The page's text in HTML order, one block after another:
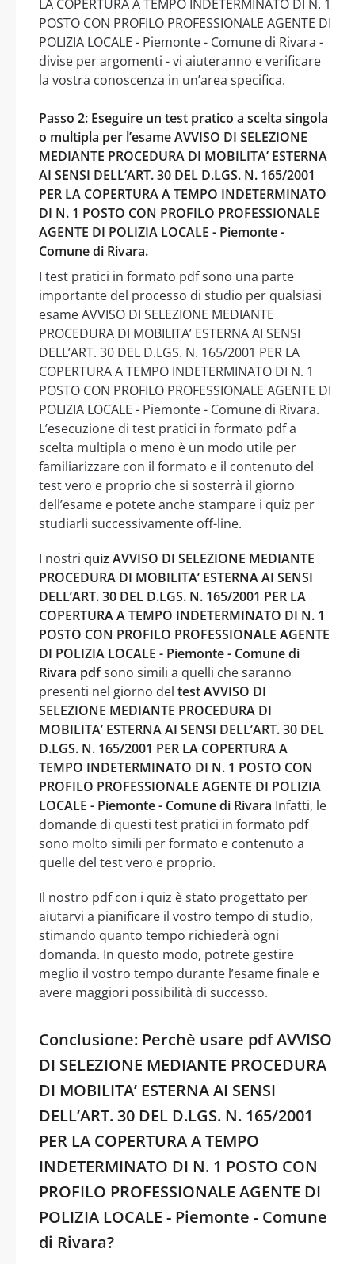
LA COPERTURA A TEMPO INDETERMINATO DI N. 1
POSTO CON PROFILO PROFESSIONALE AGENTE DI
POLIZIA LOCALE - Piemonte - Comune di Rivara -
divise per argomenti - vi aiuteranno e verificare
la vostra conoscenza in un’area specifica.
Passo 2: Eseguire un test pratico a scelta singola
o multipla per l’esame AVVISO DI SELEZIONE
MEDIANTE PROCEDURA DI MOBILITA’ ESTERNA
AI SENSI DELL’ART. 30 DEL D.LGS. N. 165/2001
PER LA COPERTURA A TEMPO INDETERMINATO
DI N. 1 POSTO CON PROFILO PROFESSIONALE
AGENTE DI POLIZIA LOCALE - Piemonte -
Comune di Rivara.
I test pratici in formato pdf sono una parte
importante del processo di studio per qualsiasi
esame AVVISO DI SELEZIONE MEDIANTE
PROCEDURA DI MOBILITA’ ESTERNA AI SENSI
DELL’ART. 30 DEL D.LGS. N. 165/2001 PER LA
COPERTURA A TEMPO INDETERMINATO DI N. 1
POSTO CON PROFILO PROFESSIONALE AGENTE DI
POLIZIA LOCALE - Piemonte - Comune di Rivara.
L’esecuzione di test pratici in formato pdf a
scelta multipla o meno è un modo utile per
familiarizzare con il formato e il contenuto del
test vero e proprio che si sosterrà il giorno
dell’esame e potete anche stampare i quiz per
studiarli successivamente off-line.
I nostri quiz AVVISO DI SELEZIONE MEDIANTE
PROCEDURA DI MOBILITA’ ESTERNA AI SENSI
DELL’ART. 30 DEL D.LGS. N. 165/2001 PER LA
COPERTURA A TEMPO INDETERMINATO DI N. 1
POSTO CON PROFILO PROFESSIONALE AGENTE
DI POLIZIA LOCALE - Piemonte - Comune di
Rivara pdfsono simili a quelli che saranno
presenti nel giorno del test AVVISO DI
SELEZIONE MEDIANTE PROCEDURA DI
MOBILITA’ ESTERNA AI SENSI DELL’ART. 30 DEL
D.LGS. N. 165/2001 PER LA COPERTURA A
TEMPO INDETERMINATO DI N. 1 POSTO CON
PROFILO PROFESSIONALE AGENTE DI POLIZIA
LOCALE - Piemonte - Comune di Rivara Infatti, le
domande di questi test pratici in formato pdf
sono molto simili per formato e contenuto a
quelle del test vero e proprio.
Il nostro pdf con i quiz è stato progettato per
aiutarvi a pianificare il vostro tempo di studio,
stimando quanto tempo richiederà ogni
domanda. In questo modo, potrete gestire
meglio il vostro tempo durante l’esame finale e
avere maggiori possibilità di successo.
Conclusione: Perchè usare pdf AVVISO
DI SELEZIONE MEDIANTE PROCEDURA
DI MOBILITA’ ESTERNA AI SENSI
DELL’ART. 30 DEL D.LGS. N. 165/2001
PER LA COPERTURA A TEMPO
INDETERMINATO DI N. 1 POSTO CON
PROFILO PROFESSIONALE AGENTE DI
POLIZIA LOCALE - Piemonte - Comune
di Rivara?